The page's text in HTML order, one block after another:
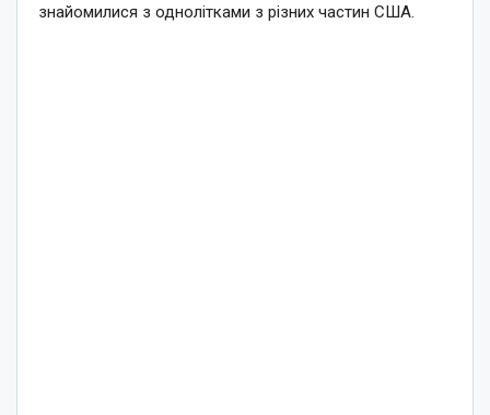
знайомилися з однолітками з різних частин США.